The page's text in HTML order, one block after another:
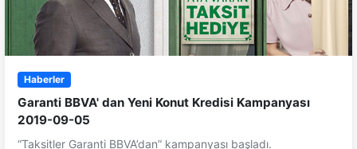
Haberler
Garanti BBVA' dan Yeni Konut Kredisi Kampanyası
2019-09-05
“Taksitler Garanti BBVA’dan” kampanyası başladı.